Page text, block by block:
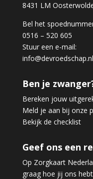
8431 LM
Bel het
0516 – 520 605
Stuur een e-mail:
info@devroedschap.nl
Ben je
Bereken jouw
Meld je aan bij onze
Bekijk de checklist
Geef ons een
Op Zorgkaart
graag hoe jij ons